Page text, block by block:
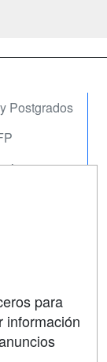
Postgrados
para
información